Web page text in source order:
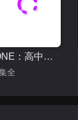
ONE：高中英雄们
全